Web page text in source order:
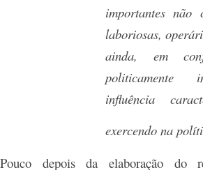
importantes não
laboriosas,
ainda, em
politicamente
influência
exercendo na
Pouco depois da elaboração do